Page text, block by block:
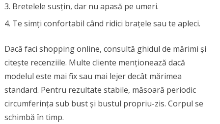
Bretelele susțin, dar nu apasă pe umeri.
Te simți confortabil când ridici brațele sau te apleci.
Dacă faci shopping online, consultă ghidul de mărimi și
citește recenziile. Multe cliente menționează dacă
modelul este mai fix sau mai lejer decât mărimea
standard. Pentru rezultate stabile, măsoară periodic
circumferința sub bust și bustul propriu-zis. Corpul se
schimbă în timp.